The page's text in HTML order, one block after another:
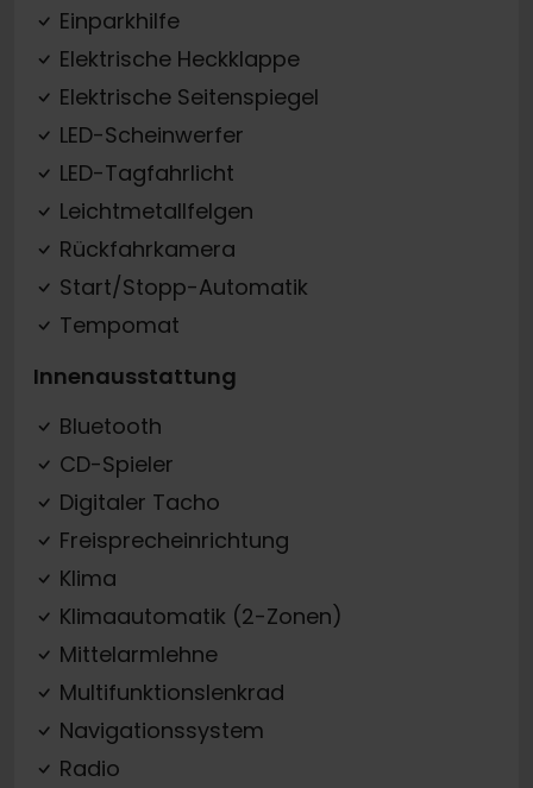
Einparkhilfe
Elektrische Heckklappe
Elektrische Seitenspiegel
LED-Scheinwerfer
LED-Tagfahrlicht
Leichtmetallfelgen
Rückfahrkamera
Start/Stopp-Automatik
Tempomat
Innenausstattung
Bluetooth
CD-Spieler
Digitaler Tacho
Freisprecheinrichtung
Klima
Klimaautomatik (2-Zonen)
Mittelarmlehne
Multifunktionslenkrad
Navigationssystem
Radio